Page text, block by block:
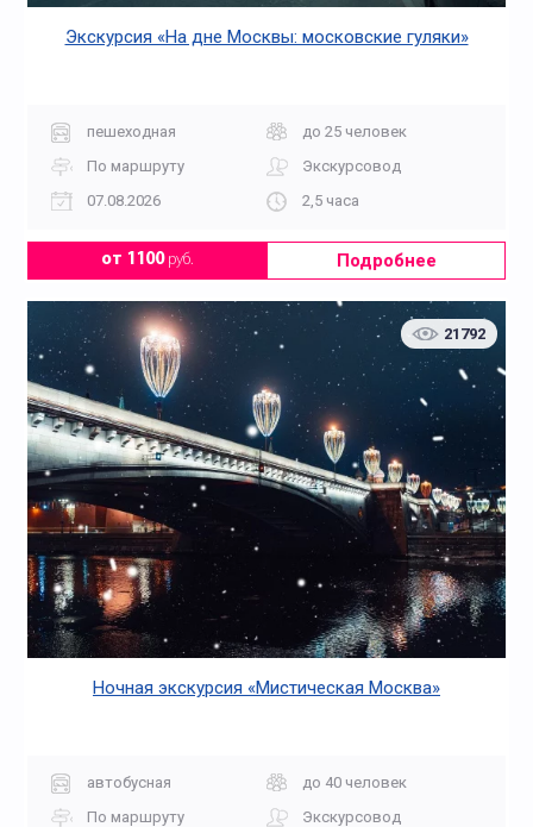
Экскурсия «На дне Москвы: московские гуляки»
пешеходная
до 25 человек
По маршруту
Экскурсовод
07.08.2026
2,5 часа
от 1100руб. Подробнее
21792
Ночная экскурсия «Мистическая Москва»
автобусная
до 40 человек
По маршруту
Экскурсовод